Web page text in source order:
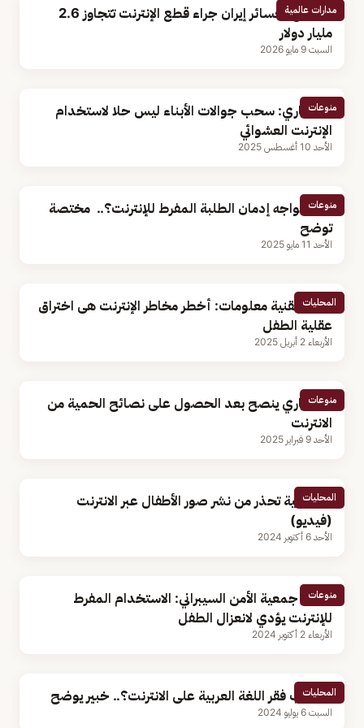
مدارات عالمية
بلومبرج: خسائر إيران جراء قطع الإنترنت تتجاوز 2.6
مليار دولار
السبت 9 مايو 2026
منوعات
استشاري: سحب جوالات الأبناء ليس حلا لاستخدام
الإنترنت العشوائي
الأحد 10 أغسطس 2025
منوعات
كيف نواجه إدمان الطلبة المفرط للإنترنت؟.. مختصة
توضح
الأحد 11 مايو 2025
المحليات
أستاذ تقنية معلومات: أخطر مخاطر الإنترنت هى اختراق
عقلية الطفل
الأربعاء 2 أبريل 2025
منوعات
استشاري ينصح بعد الحصول على نصائح الحمية من
الانترنت
الأحد 9 فبراير 2025
المحليات
أخصائية تحذر من نشر صور الأطفال عبر الانترنت
(فيديو)
الأحد 6 أكتوبر 2024
منوعات
رئيس جمعية الأمن السيبراني: الاستخدام المفرط
للإنترنت يؤدي لانعزال الطفل
الأربعاء 2 أكتوبر 2024
المحليات
ما سبب فقر اللغة العربية على الانترنت؟.. خبير يوضح
السبت 6 يوليو 2024